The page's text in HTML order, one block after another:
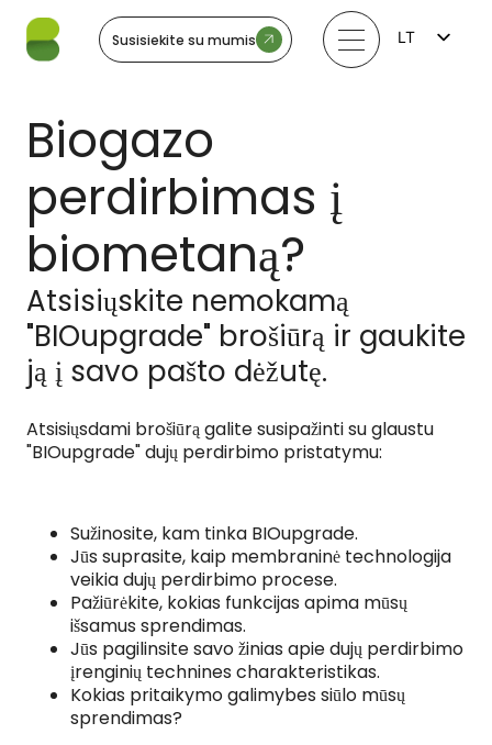
Susisiekite su mumis
LT
Biogazo
perdirbimas į
biometaną?
Atsisiųskite nemokamą
"BIOupgrade" brošiūrą ir gaukite
ją į savo pašto dėžutę.
Atsisiųsdami brošiūrą galite susipažinti su glaustu
"BIOupgrade" dujų perdirbimo pristatymu:
Sužinosite, kam tinka BIOupgrade.
Jūs suprasite, kaip membraninė technologija
veikia dujų perdirbimo procese.
Pažiūrėkite, kokias funkcijas apima mūsų
išsamus sprendimas.
Jūs pagilinsite savo žinias apie dujų perdirbimo
įrenginių technines charakteristikas.
Kokias pritaikymo galimybes siūlo mūsų
sprendimas?